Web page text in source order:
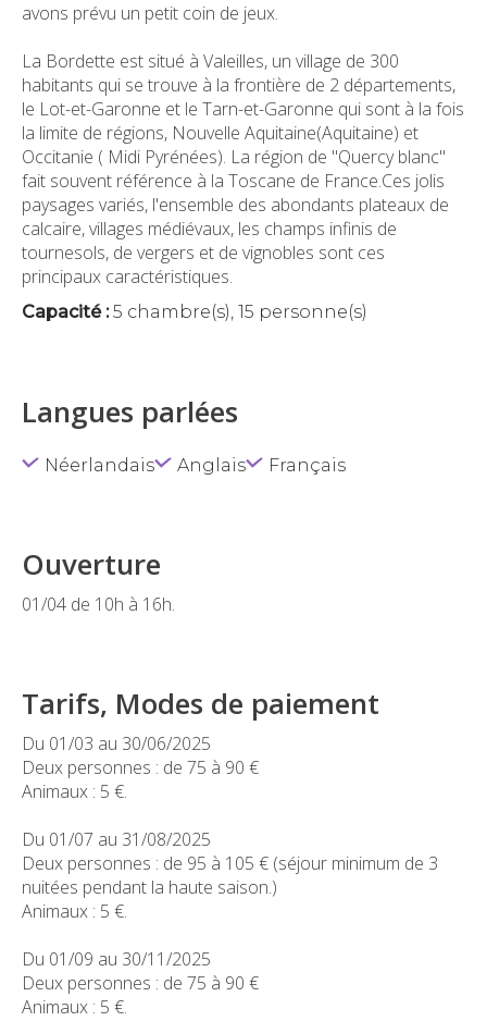
avons prévu un petit coin de jeux.
La Bordette est situé à Valeilles, un village de 300
habitants qui se trouve à la frontière de 2 départements,
le Lot-et-Garonne et le Tarn-et-Garonne qui sont à la fois
la limite de régions, Nouvelle Aquitaine(Aquitaine) et
Occitanie ( Midi Pyrénées). La région de "Quercy blanc"
fait souvent référence à la Toscane de France.Ces jolis
paysages variés, l'ensemble des abondants plateaux de
calcaire, villages médiévaux, les champs infinis de
tournesols, de vergers et de vignobles sont ces
principaux caractéristiques.
Capacité :5 chambre(s), 15 personne(s)
Langues parlées
Néerlandais Anglais Français
Ouverture
01/04 de 10h à 16h.
Tarifs, Modes de paiement
Du 01/03 au 30/06/2025
Deux personnes : de 75 à 90 €
Animaux : 5 €.
Du 01/07 au 31/08/2025
Deux personnes : de 95 à 105 € (séjour minimum de 3
nuitées pendant la haute saison.)
Animaux : 5 €.
Du 01/09 au 30/11/2025
Deux personnes : de 75 à 90 €
Animaux : 5 €.